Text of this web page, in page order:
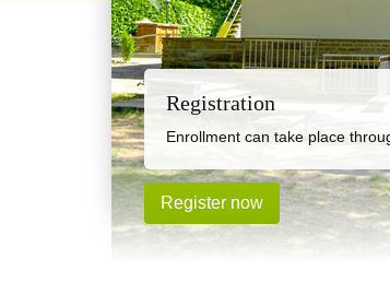
Registration
Enrollment can take place
Register now
Care
We offer reliable full-time care
If care is required later than
More information